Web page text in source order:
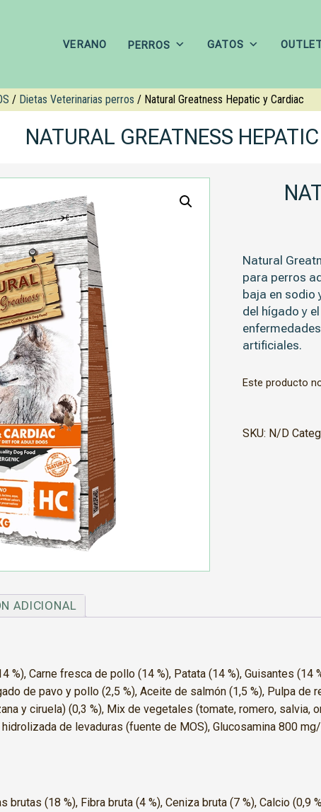
VERANO PERROS GATOS
/ Dietas Veterinarias perros / Natural Greatness Hepatic y Cardiac
NATURAL GREATNESS
Natural
para perros
baja en sodio
del hígado y
artificiales.
Este producto
SKU: N/D
ADICIONAL
%), Carne fresca de pollo (14 %), Patata (14 %), Guisantes (14
de pavo y pollo (2,5 %), Aceite de salmón (1,5 %), Pulpa de
y ciruela) (0,3 %), Mix de vegetales (tomate, romero, salvia,
de levaduras (fuente de MOS), Glucosamina 800
brutas (18 %), Fibra bruta (4 %), Ceniza bruta (7 %), Calcio